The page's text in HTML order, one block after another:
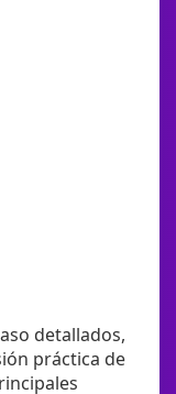
detallados,
práctica de